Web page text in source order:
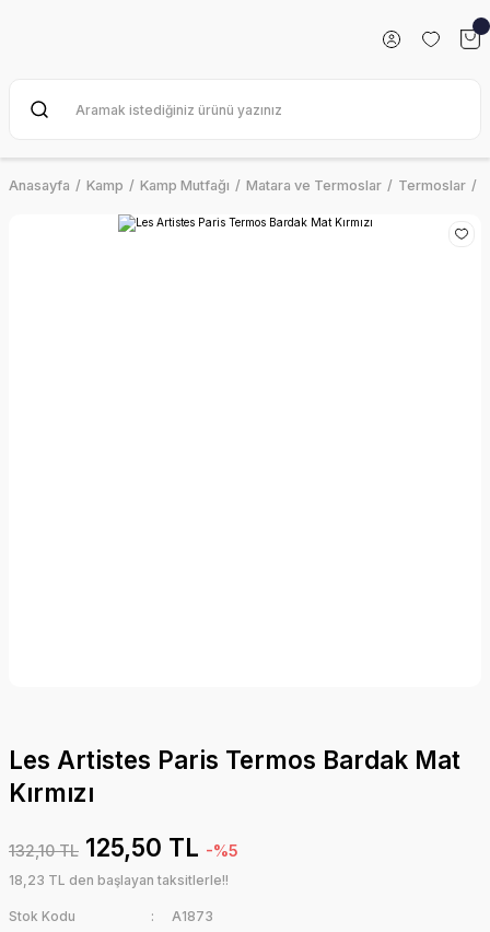
Anasayfa Kamp Kamp Mutfağı Matara ve Termoslar Termoslar
Les Artistes Paris Termos Bardak Mat
Kırmızı
132,10 TL 125,50 TL -%5
18,23 TL den başlayan taksitlerle!!
Stok Kodu
A1873